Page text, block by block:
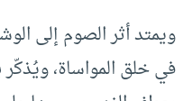
ويمتد أثر الصوم إلى
في خلق المواساة، ويُذكّر